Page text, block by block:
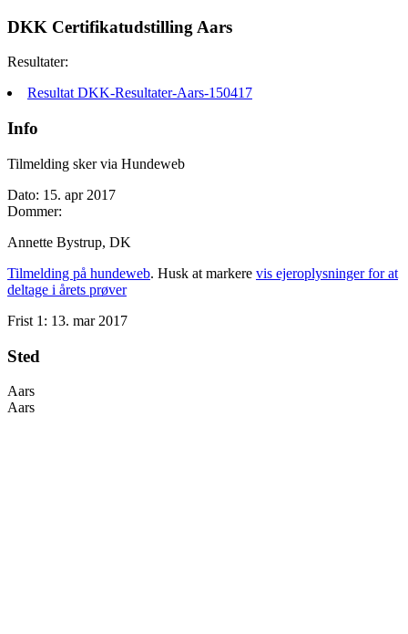
DKK Certifikatudstilling Aars
Resultater:
Resultat DKK-Resultater-Aars-150417
Info
Tilmelding sker via Hundeweb
Dato: 15. apr 2017
Dommer:
Annette Bystrup, DK
Tilmelding på hundeweb. Husk at markere vis ejeroplysninger for at
deltage i årets prøver
Frist 1: 13. mar 2017
Sted
Aars
Aars